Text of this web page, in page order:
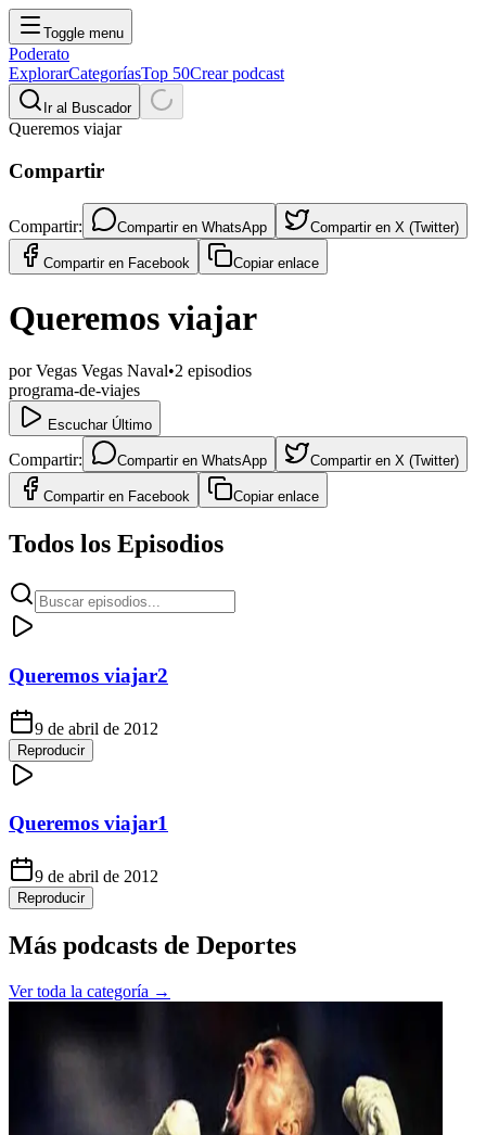
Toggle menu
Poderato
ExplorarCategoríasTop 50Crear podcast
Ir al Buscador
Queremos viajar
Compartir
Compartir: Compartir en WhatsApp Compartir en X (Twitter)
Compartir en Facebook Copiar enlace
Queremos viajar
porVegas Vegas Naval•2 episodios
programa-de-viajes
Escuchar Último
Compartir: Compartir en WhatsApp Compartir en X (Twitter)
Compartir en Facebook Copiar enlace
Todos los Episodios
Queremos viajar2
9 de abril de 2012
Reproducir
Queremos viajar1
9 de abril de 2012
Reproducir
Más podcasts de Deportes
Ver toda la categoría →